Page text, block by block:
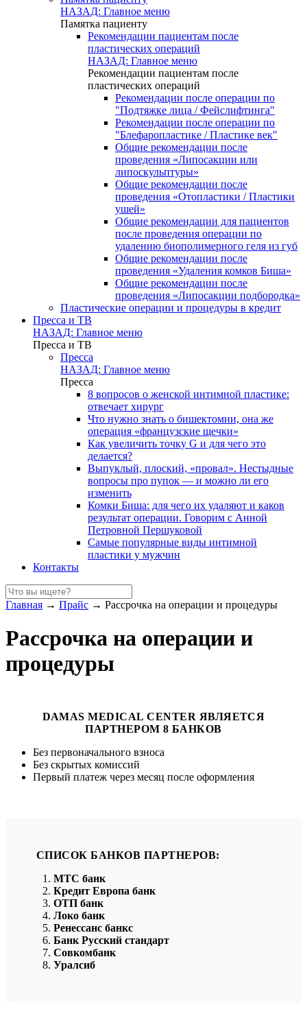
НАЗАД: Главное меню
Памятка пациенту
Рекомендации пациентам после
пластических операций
НАЗАД: Главное меню
Рекомендации пациентам после
пластических операций
Рекомендации после операции по
"Подтяжке лица / Фейслифтинга"
Рекомендации после операции по
"Блефаропластике / Пластике век"
Общие рекомендации после
проведения «Липосакции или
липоскульптуры»
Общие рекомендации после
проведения «Отопластики / Пластики
ушей»
Общие рекомендации для пациентов
после проведения операции по
удалению биополимерного геля из губ
Общие рекомендации после
проведения «Удаления комков Биша»
Общие рекомендации после
проведения «Липосакции подбородка»
Пластические операции и процедуры в кредит
Пресса и ТВ
НАЗАД: Главное меню
Пресса и ТВ
Пресса
НАЗАД: Главное меню
Пресса
8 вопросов о женской интимной пластике:
отвечает хирург
Что нужно знать о бишектомии, она же
операция «французские щечки»
Как увеличить точку G и для чего это
делается?
Выпуклый, плоский, «провал». Нестыдные
вопросы про пупок — и можно ли его
изменить
Комки Биша: для чего их удаляют и каков
результат операции. Говорим с Анной
Петровной Першуковой
Самые популярные виды интимной
пластики у мужчин
Контакты
Главная → Прайс → Рассрочка на операции и процедуры
Рассрочка на операции и
процедуры
DAMAS MEDICAL CENTER ЯВЛЯЕТСЯ
ПАРТНЕРОМ 8 БАНКОВ
Без первоначального взноса
Без скрытых комиссий
Первый платеж через месяц после оформления
СПИСОК БАНКОВ ПАРТНЕРОВ:
МТС банк
Кредит Европа банк
ОТП банк
Локо банк
Ренессанс банкс
Банк Русский стандарт
Совкомбанк
Уралсиб